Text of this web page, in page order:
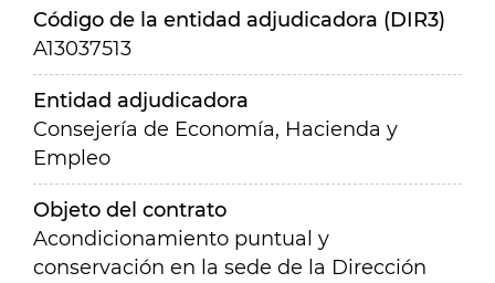
Código de la entidad adjudicadora (DIR3)
A13037513
Entidad adjudicadora
Consejería de Economía, Hacienda y
Empleo
Objeto del contrato
Acondicionamiento puntual y
conservación en la sede de la Dirección